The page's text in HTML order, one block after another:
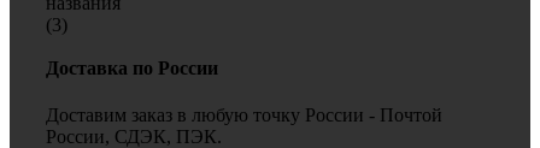
Доставка по России
Доставим заказ в любую точку России - Почтой
России, СДЭК, ПЭК.